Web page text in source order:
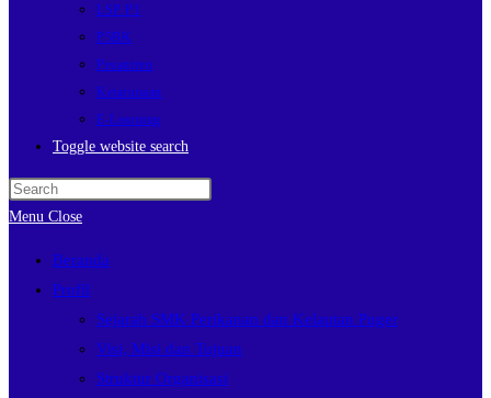
LSP P1
P5BK
Pesantren
Ketarunaan
E-Learning
Toggle website search
Menu Close
Beranda
Profil
Sejarah SMK Perikanan dan Kelautan Puger
Visi, Misi dan Tujuan
Struktur Organisasi